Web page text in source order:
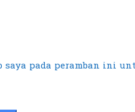
saya pada peramban ini